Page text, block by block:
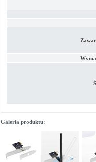
Galeria produktu: